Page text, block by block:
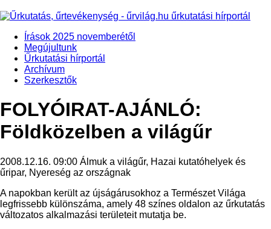
Írások 2025 novemberétől
Megújultunk
Űrkutatási hírportál
Archívum
Szerkesztők
FOLYÓIRAT-AJÁNLÓ:
Földközelben a világűr
2008.12.16. 09:00 Álmuk a világűr, Hazai kutatóhelyek és
űripar, Nyereség az országnak
A napokban került az újságárusokhoz a Természet Világa
legfrissebb különszáma, amely 48 színes oldalon az űrkutatás
változatos alkalmazási területeit mutatja be.